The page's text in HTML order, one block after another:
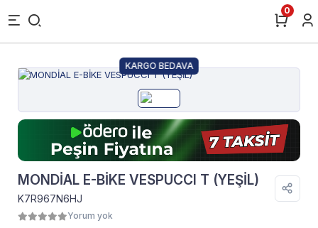
0
KARGO BEDAVA
MONDİAL E-BİKE VESPUCCI T (YEŞİL)
K7R967N6HJ
Yorum yok